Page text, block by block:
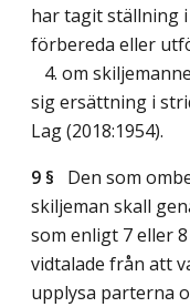
har tagit ställning
förbereda eller
4. om
sig ersättning i
Lag (2018:1954).
9 § Den som
skiljeman skall
som enligt 7 eller
vidtalade från att
upplysa parterna